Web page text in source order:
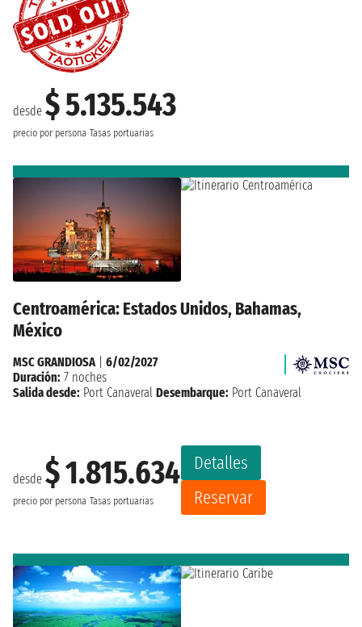
desde $ 5.135.543
precio por persona Tasas portuarias
Centroamérica: Estados Unidos, Bahamas,
México
desde $ 1.815.634
precio por persona Tasas portuarias
Detalles
Reservar
MSC GRANDIOSA| 6/02/2027
Duración: 7 noches
Salida desde: Port Canaveral Desembarque: Port Canaveral